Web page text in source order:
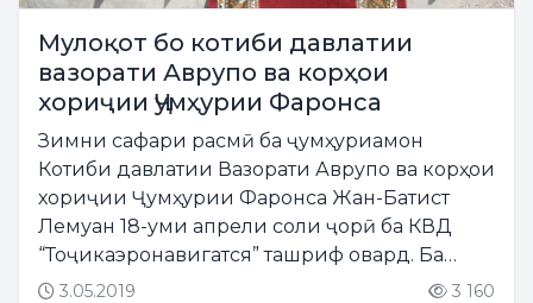
Мулоқот бо котиби давлатии
вазорати Аврупо ва корҳои
хориҷии Ҷумҳурии Фаронса
Зимни сафари расмӣ ба ҷумҳуриамон
Котиби давлатии Вазорати Аврупо ва корҳои
хориҷии Ҷумҳурии Фаронса Жан-Батист
Лемуан 18-уми апрели соли ҷорӣ ба КВД
“Тоҷикаэронавигатся” ташриф овард. Ба
ҳайати расмии Ҷумҳурии Фаронса ҳамчунин
3.05.2019 3 160